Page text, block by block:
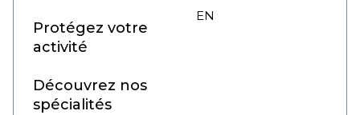
Protégez votre
activité
Découvrez nos
spécialités
FR
EN